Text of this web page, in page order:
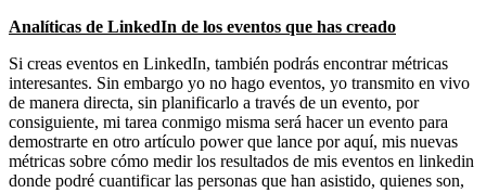
Analíticas de LinkedIn de los eventos que has creado
Si creas eventos en LinkedIn, también podrás encontrar métricas
interesantes. Sin embargo yo no hago eventos, yo transmito en vivo
de manera directa, sin planificarlo a través de un evento, por
consiguiente, mi tarea conmigo misma será hacer un evento para
demostrarte en otro artículo power que lance por aquí, mis nuevas
métricas sobre cómo medir los resultados de mis eventos en linkedin
donde podré cuantificar las personas que han asistido, quienes son,